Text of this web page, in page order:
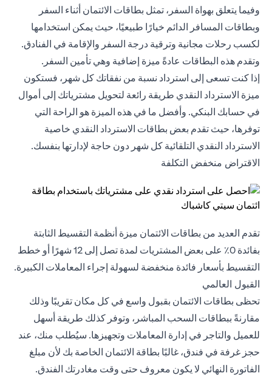
وفيما يتعلق بهواة السفر، تمثل بطاقات الائتمان أثناء السفر
وبطاقات المسافر الدائم خيارًا طبيعيًا، حيث يمكن استخدامها
لكسب رحلات مجانية وترقية درجة السفر والإقامة في الفنادق.
وتقدم هذه البطاقات عادةً ميزة إضافية وهي تأمين السفر.
إذا كنت تسعى إلى استرداد نسبة من نفقاتك كل شهر، فستكون
ميزة الاسترداد النقدي طريقة رائعة لتحويل مشترياتك إلى أموال
في حسابك البنكي. وأفضل ما في هذه الميزة هو الراحة التي
توفرها، حيث تقدم بعض بطاقات الاسترداد النقدي خاصية
الاسترداد النقدي التلقائية كل شهر دون حاجة لإدارتها بنفسك.
الاقتراض منخفض التكلفة
تقدم العديد من بطاقات الائتمان ميزة أنظمة التقسيط الثابتة
بفائدة 0٪ على بعض المشتريات لمدة تصل إلى 12 شهرًا أو خطط
التقسيط بأسعار فائدة منخفضة لسهولة إجراء المعاملات الكبيرة.
القبول العالمي
تحظى بطاقات الائتمان بقبول واسع في كل مكان تقريبًا وذلك
مقارنةً ببطاقات السحب المباشر، وتوفر كذلك طريقة أسهل
للعميل والتاجر في إدارة المعاملات وتجهيزها. سيُطلب منك، عند
حجز غرفة في فندق، غالبًا بطاقة الائتمان الخاصة بك لأن مبلغ
الفاتورة النهائي لا يكون معروف حتى وقت مغادرتك الفندق.